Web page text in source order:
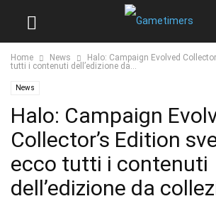
Home News
Halo: Campaign Evolved
tutti i contenuti dell’edizione da...
News
Halo: Campaign
Collector’s Edition
ecco tutti i contenuti
dell’edizione da